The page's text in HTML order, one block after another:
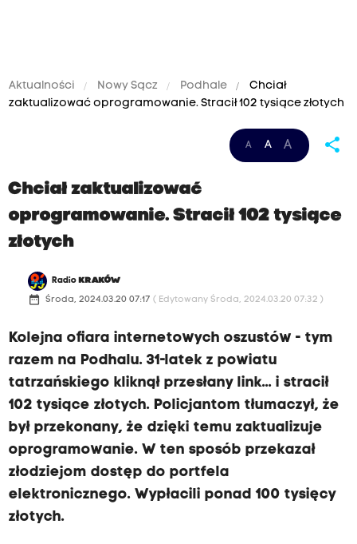
Aktualności Nowy Sącz Podhale
Chciał
zaktualizować oprogramowanie. Stracił 102 tysiące złotych
A A A share
Chciał zaktualizować
oprogramowanie. Stracił 102 tysiące
złotych
Radio KRAKÓW
date_range Środa, 2024.03.20 07:17 ( Edytowany Środa, 2024.03.20 07:32 )
Kolejna ofiara internetowych oszustów - tym
razem na Podhalu. 31-latek z powiatu
tatrzańskiego kliknął przesłany link... i stracił
102 tysiące złotych. Policjantom tłumaczył, że
był przekonany, że dzięki temu zaktualizuje
oprogramowanie. W ten sposób przekazał
złodziejom dostęp do portfela
elektronicznego. Wypłacili ponad 100 tysięcy
złotych.